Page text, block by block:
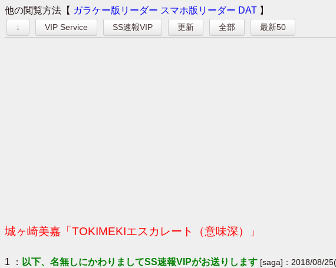
他の閲覧方法【 ガラケー版リーダー スマホ版リーダー DAT 】
↓ VIP Service SS速報VIP 更新 全部 最新50
城ヶ崎美嘉「TOKIMEKIエスカレート（意味深）」
1 ： 以下、名無しにかわりましてSS速報VIPがお送りします [saga]：2018/08/